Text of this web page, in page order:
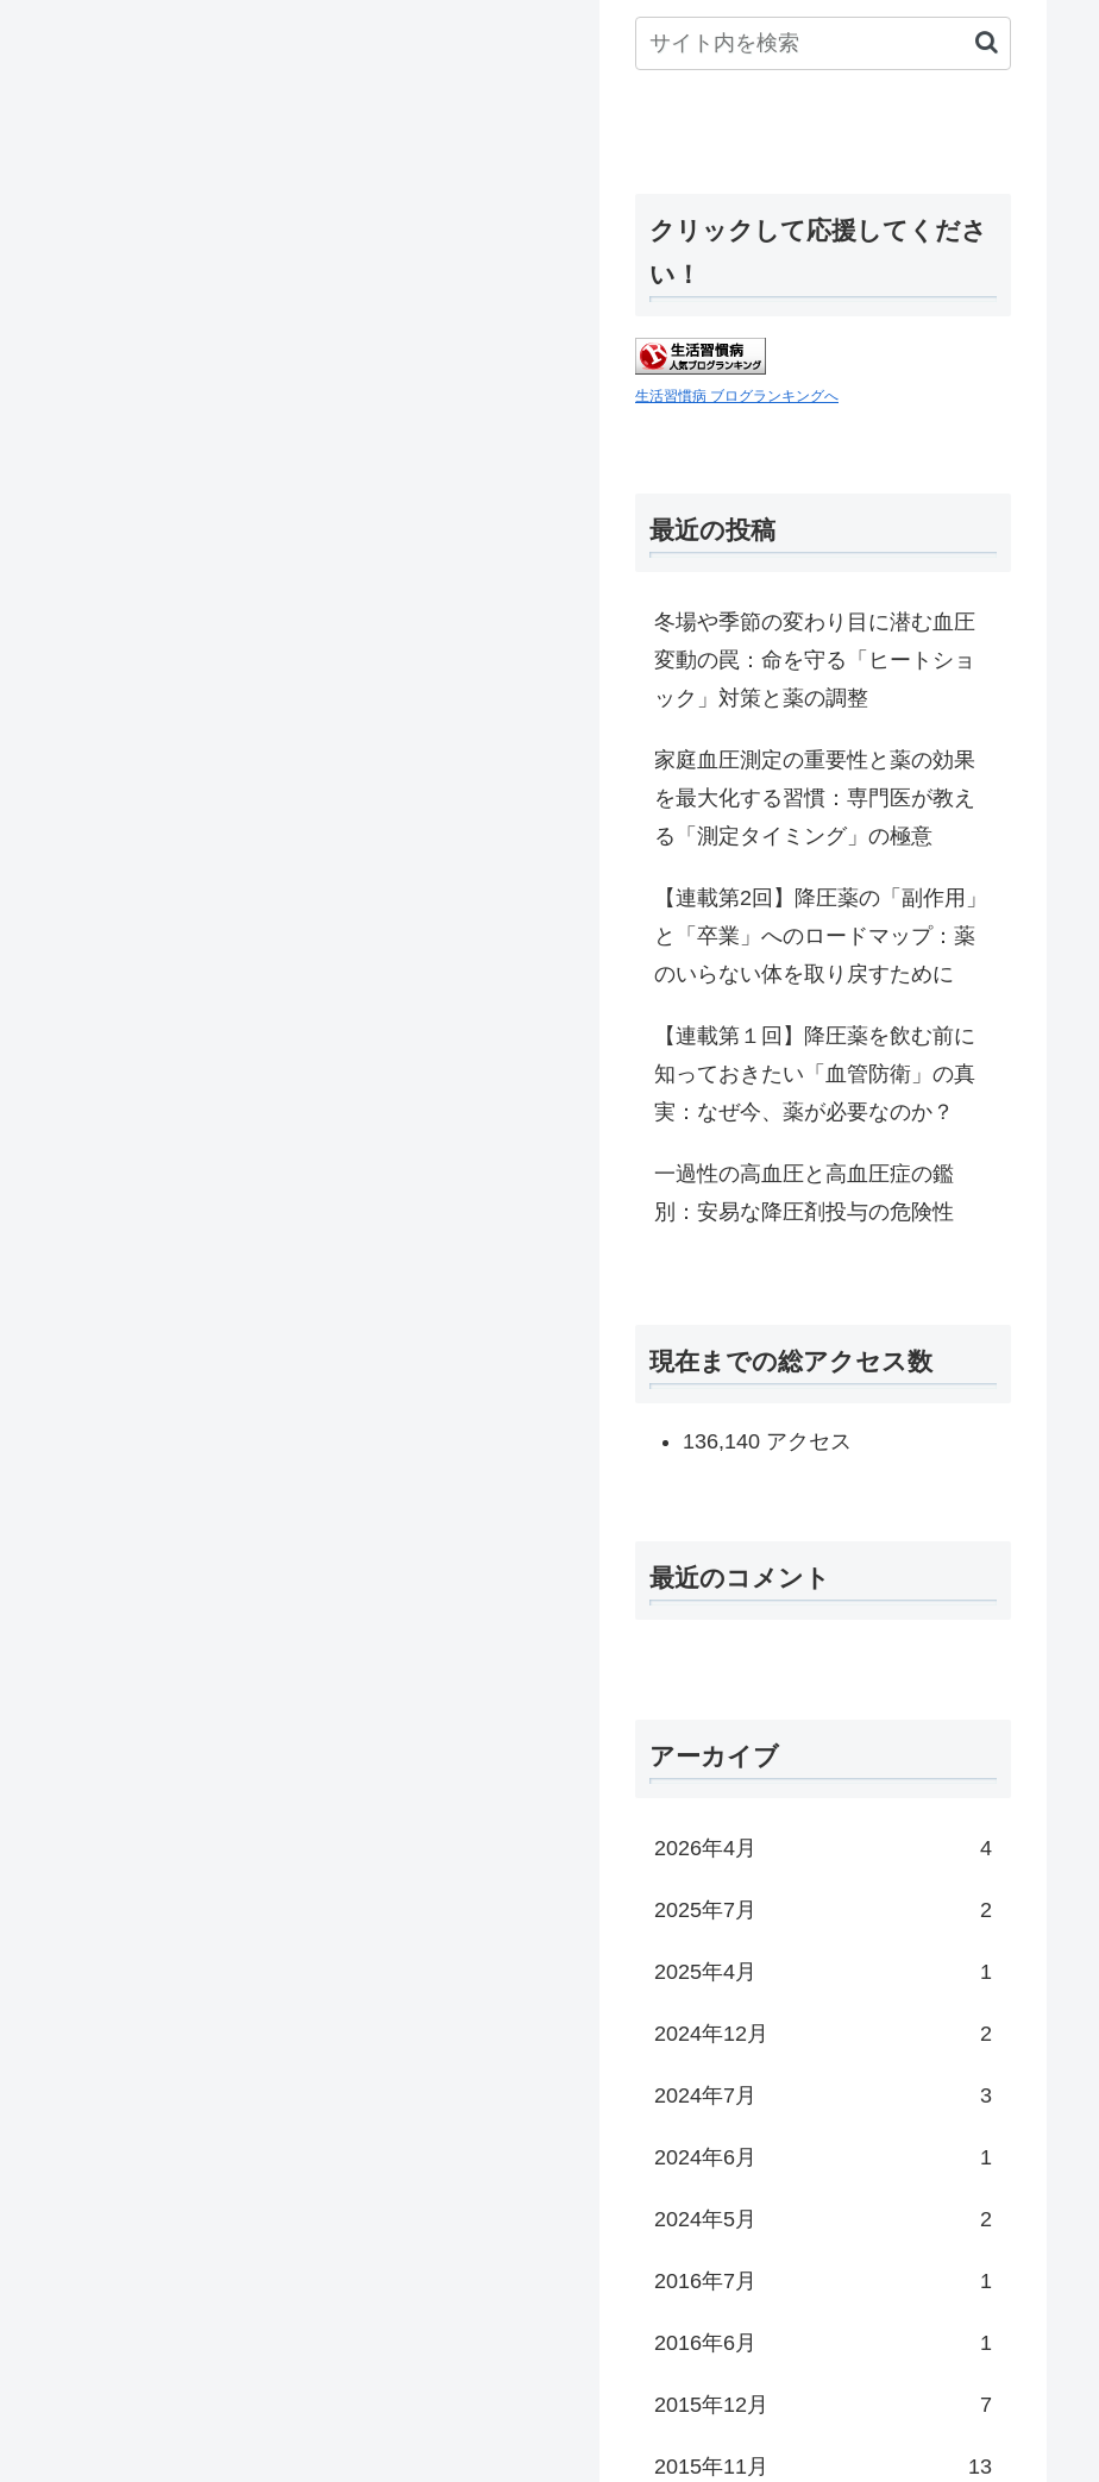
クリックして応援してくださ
い！
生活習慣病 ブログランキングへ
最近の投稿
冬場や季節の変わり目に潜む血圧
変動の罠：命を守る「ヒートショ
ック」対策と薬の調整
家庭血圧測定の重要性と薬の効果
を最大化する習慣：専門医が教え
る「測定タイミング」の極意
【連載第2回】降圧薬の「副作用」
と「卒業」へのロードマップ：薬
のいらない体を取り戻すために
【連載第１回】降圧薬を飲む前に
知っておきたい「血管防衛」の真
実：なぜ今、薬が必要なのか？
一過性の高血圧と高血圧症の鑑
別：安易な降圧剤投与の危険性
現在までの総アクセス数
136,140 アクセス
最近のコメント
アーカイブ
2026年4月 4
2025年7月 2
2025年4月 1
2024年12月 2
2024年7月 3
2024年6月 1
2024年5月 2
2016年7月 1
2016年6月 1
2015年12月 7
2015年11月 13